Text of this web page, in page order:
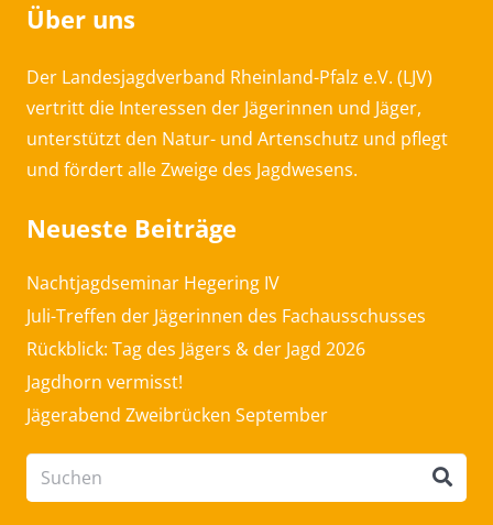
Über uns
Der Landesjagdverband Rheinland-Pfalz e.V. (LJV)
vertritt die Interessen der Jägerinnen und Jäger,
unterstützt den Natur- und Artenschutz und pflegt
und fördert alle Zweige des Jagdwesens.
Neueste Beiträge
Nachtjagdseminar Hegering IV
Juli-Treffen der Jägerinnen des Fachausschusses
Rückblick: Tag des Jägers & der Jagd 2026
Jagdhorn vermisst!
Jägerabend Zweibrücken September